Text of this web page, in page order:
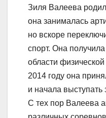
Зиля Валеева
она занималась
но вскоре
спорт. Она
области
2014 году она
и начала выступать
С тех пор Валеева